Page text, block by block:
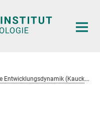
M
ax-Planck-Forschungsgruppe Evolutionäre Entwicklungsdynamik (Kaucká)